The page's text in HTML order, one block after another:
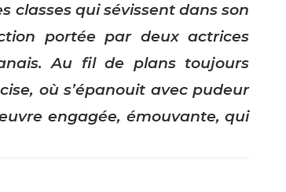
classes qui sévissent dans son
portée par deux actrices
Au fil de plans toujours
où s’épanouit avec pudeur
engagée, émouvante, qui